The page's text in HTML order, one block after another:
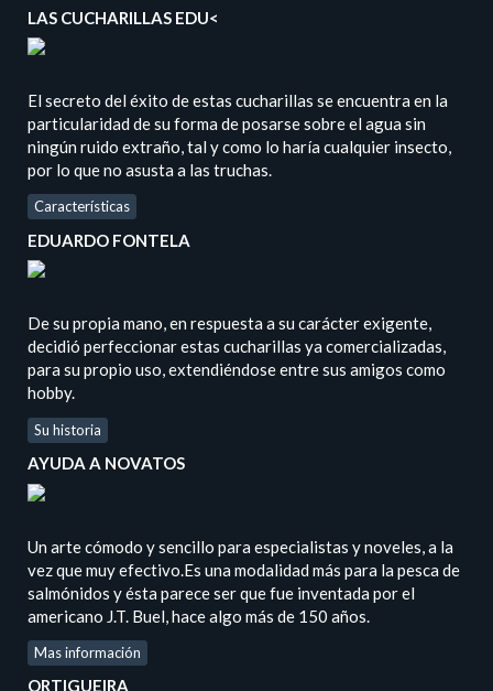
LAS CUCHARILLAS EDU<
El secreto del éxito de estas cucharillas se encuentra en la
particularidad de su forma de posarse sobre el agua sin
ningún ruido extraño, tal y como lo haría cualquier insecto,
por lo que no asusta a las truchas.
Características
EDUARDO FONTELA
De su propia mano, en respuesta a su carácter exigente,
decidió perfeccionar estas cucharillas ya comercializadas,
para su propio uso, extendiéndose entre sus amigos como
hobby.
Su historia
AYUDA A NOVATOS
Un arte cómodo y sencillo para especialistas y noveles, a la
vez que muy efectivo.Es una modalidad más para la pesca de
salmónidos y ésta parece ser que fue inventada por el
americano J.T. Buel, hace algo más de 150 años.
Mas información
ORTIGUEIRA